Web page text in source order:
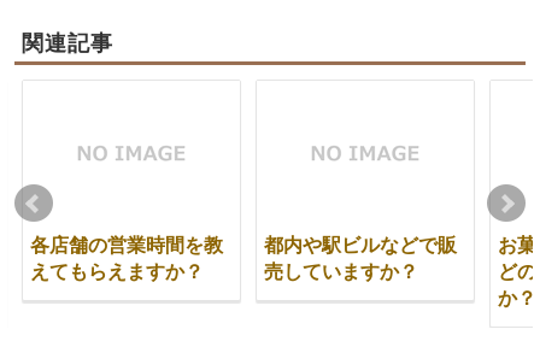
関連記事
各店舗の営業時間を教
えてもらえますか？
都内や駅ビルなどで販
売していますか？
お
ど
か？